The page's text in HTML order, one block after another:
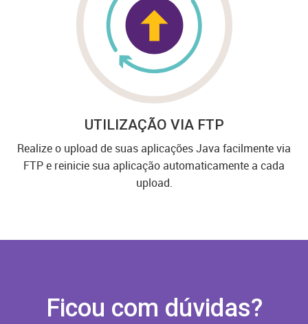
UTILIZAÇÃO VIA FTP
Realize o upload de suas aplicações Java facilmente via
FTP e reinicie sua aplicação automaticamente a cada
upload.
Ficou com dúvidas?